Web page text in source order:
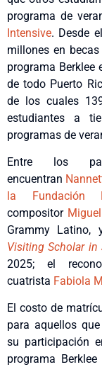
programa de
Intensive. Desde
millones en
programa Berklee
de todo Puerto
de los cuales
estudiantes a
programas de
Entre los
encuentran
la Fundación
compositor
Grammy Latino,
Visiting Scholar in
2025; el
cuatrista Fabiola
El costo de
para aquellos
su participación
programa